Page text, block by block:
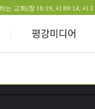
교회(창 18:19, 시 89:14, 사